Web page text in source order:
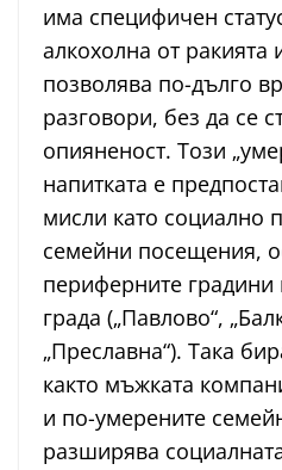
има специфичен
алкохолна от ракията
позволява по-дълго
разговори, без да се
опияненост. Този
напитката е
мисли като социално
семейни посещения,
периферните
града („Павлово“,
„Преславна“). Така
както мъжката
и по-умерените
разширява